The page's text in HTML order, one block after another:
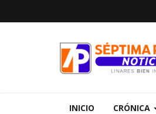
INICIO CRÓNICA